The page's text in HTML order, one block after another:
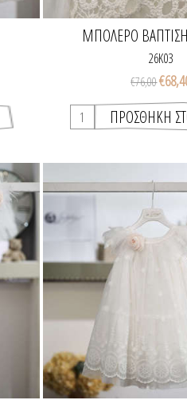
ΜΠΟΛΕΡΌ
26K03
€76,00